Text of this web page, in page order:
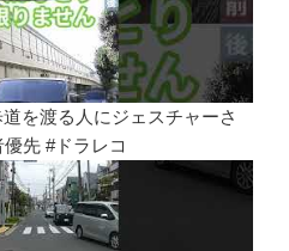
を渡る人にジェスチャーさ
先 #ドラレコ